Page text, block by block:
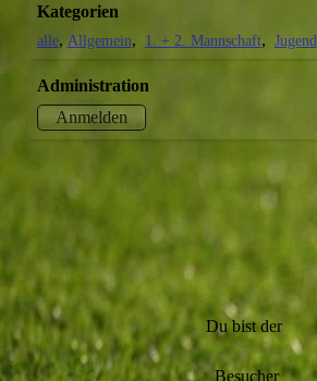
Kategorien
alle Allgemein 1. + 2. Mannschaft Jugend
Administration
Anmelden
Du bist der
Besucher